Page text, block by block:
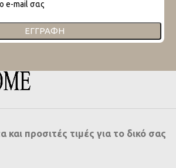
ΕΓΓΡΑΦΉ
και προσιτές τιμές για το δικό σας